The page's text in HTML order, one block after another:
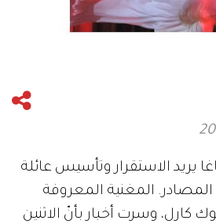
يريد الاستقرار وتأسيس عائلة
المغنية المعروفة
كارل، وسرت أخبار بأنّ الاثنين